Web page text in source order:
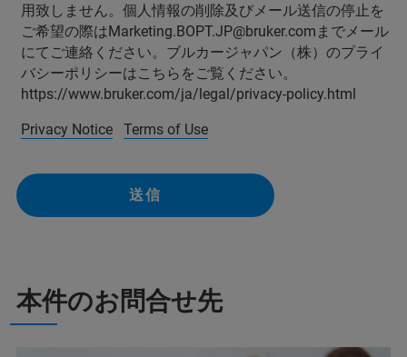
用致しません。個人情報の削除及びメール送信の停止を
ご希望の際はMarketing.BOPT.JP@bruker.comまでメール
にてご連絡ください。ブルカージャパン（株）のプライ
バシーポリシーはこちらをご覧ください。
https://www.bruker.com/ja/legal/privacy-policy.html
Privacy Notice Terms of Use
送信
本件のお問合せ先